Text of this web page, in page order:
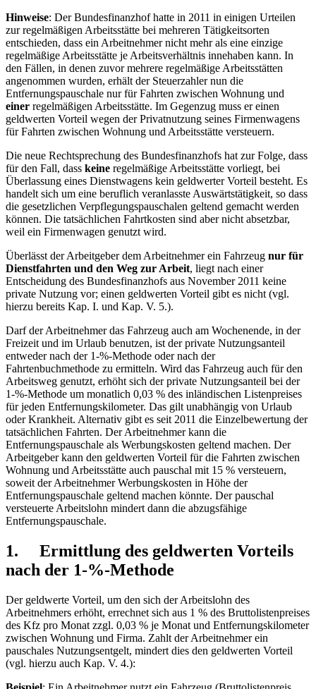
Hinweise: Der Bundesfinanzhof hatte in 2011 in einigen Urteilen
zur regelmäßigen Arbeitsstätte bei mehreren Tätigkeitsorten
entschieden, dass ein Arbeitnehmer nicht mehr als eine einzige
regelmäßige Arbeitsstätte je Arbeitsverhältnis innehaben kann. In
den Fällen, in denen zuvor mehrere regelmäßige Arbeitsstätten
angenommen wurden, erhält der Steuerzahler nun die
Entfernungspauschale nur für Fahrten zwischen Wohnung und
einer regelmäßigen Arbeitsstätte. Im Gegenzug muss er einen
geldwerten Vorteil wegen der Privatnutzung seines Firmenwagens
für Fahrten zwischen Wohnung und Arbeitsstätte versteuern.
Die neue Rechtsprechung des Bundesfinanzhofs hat zur Folge, dass
für den Fall, dass keine regelmäßige Arbeitsstätte vorliegt, bei
Überlassung eines Dienstwagens kein geldwerter Vorteil besteht. Es
handelt sich um eine beruflich veranlasste Auswärtstätigkeit, so dass
die gesetzlichen Verpflegungspauschalen geltend gemacht werden
können. Die tatsächlichen Fahrtkosten sind aber nicht absetzbar,
weil ein Firmenwagen genutzt wird.
Überlässt der Arbeitgeber dem Arbeitnehmer ein Fahrzeug nur für
Dienstfahrten und den Weg zur Arbeit, liegt nach einer
Entscheidung des Bundesfinanzhofs aus November 2011 keine
private Nutzung vor; einen geldwerten Vorteil gibt es nicht (vgl.
hierzu bereits Kap. I. und Kap. V. 5.).
Darf der Arbeitnehmer das Fahrzeug auch am Wochenende, in der
Freizeit und im Urlaub benutzen, ist der private Nutzungsanteil
entweder nach der 1-%-Methode oder nach der
Fahrtenbuchmethode zu ermitteln. Wird das Fahrzeug auch für den
Arbeitsweg genutzt, erhöht sich der private Nutzungsanteil bei der
1-%-Methode um monatlich 0,03 % des inländischen Listenpreises
für jeden Entfernungskilometer. Das gilt unabhängig von Urlaub
oder Krankheit. Alternativ gibt es seit 2011 die Einzelbewertung der
tatsächlichen Fahrten. Der Arbeitnehmer kann die
Entfernungspauschale als Werbungskosten geltend machen. Der
Arbeitgeber kann den geldwerten Vorteil für die Fahrten zwischen
Wohnung und Arbeitsstätte auch pauschal mit 15 % versteuern,
soweit der Arbeitnehmer Werbungskosten in Höhe der
Entfernungspauschale geltend machen könnte. Der pauschal
versteuerte Arbeitslohn mindert dann die abzugsfähige
Entfernungspauschale.
1. Ermittlung des geldwerten Vorteils
nach der 1-%-Methode
Der geldwerte Vorteil, um den sich der Arbeitslohn des
Arbeitnehmers erhöht, errechnet sich aus 1 % des Bruttolistenpreises
des Kfz pro Monat zzgl. 0,03 % je Monat und Entfernungskilometer
zwischen Wohnung und Firma. Zahlt der Arbeitnehmer ein
pauschales Nutzungsentgelt, mindert dies den geldwerten Vorteil
(vgl. hierzu auch Kap. V. 4.):